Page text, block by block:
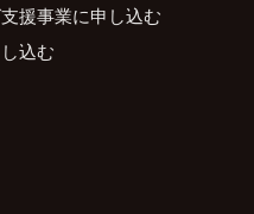
援事業に申し込む
込む